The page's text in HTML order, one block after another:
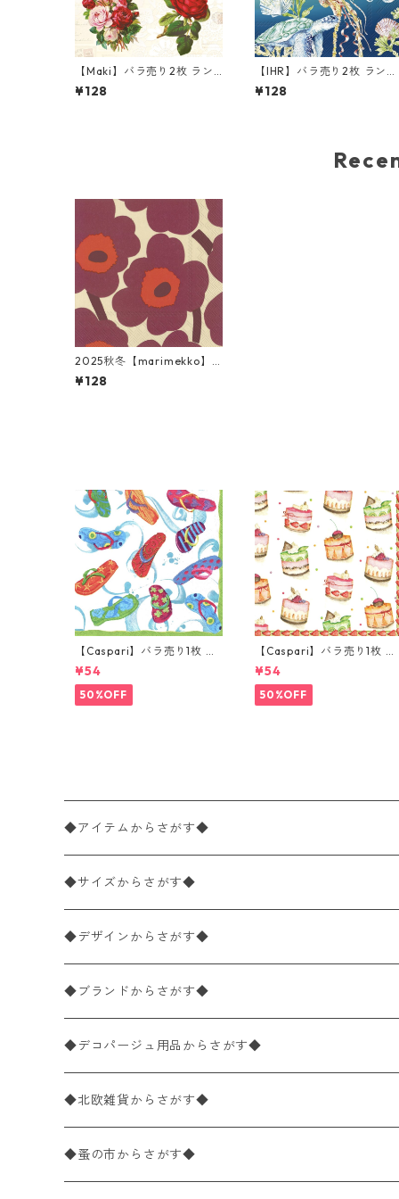
【Maki】バラ売り2枚 ラン
チサイズ ペーパーナプキン
English Roses クリーム
¥128
【IHR】バラ売り2枚 ランチ
サイズ ペーパーナプキン
EP BLUE SEA ブルー
¥128
2025秋冬【marimekko】
バラ売り2枚 ランチサイズ
ペーパーナプキン UNIKKO
¥128
【Caspari】バラ売り1枚 ラ
ンチサイズ ペーパーナプキ
ン Flip Flops ホワイト
¥54
50%OFF
【Caspari】バラ売り1枚 ラ
ンチサイズ ペーパーナプキ
ン TORTES クリーム
¥54
50%OFF
◆アイテムからさがす◆
ペーパーナプキン2枚バラ売り
ペーパーナプキン1枚バラ売り
ペーパーナプキン20枚入りパック
ペーパーナプキン10枚入りパック
ライスペーパー
ペーパーリネンナプキン
◆サイズからさがす◆
33×33cm（ランチサイズ）
バラ売り
パック売り
25×25cm（カクテルサイズ）
バラ売り
パック売り
40×40cm（ディナーサイズ）
バラ売り
パック売り
21×21cm（ポケットサイズ）
バラ売り
33cm（ラウンド）
◆デザインからさがす◆
花柄
植物・グリーン柄
動物・鳥・昆虫・蝶柄
海・魚柄
◆ブランドからさがす◆
ドイツ製 IHR/イア
ランチサイズ
カクテルサイズ
ドイツ製 Ambiente/アンビエンテ
ランチサイズ
ドイツ製 Paperproducts Design
◆デコパージュ用品からさがす◆
デコパージュ液
デコパージュ下地
◆北欧雑貨からさがす◆
シリコンモールド
◆蚤の市からさがす◆